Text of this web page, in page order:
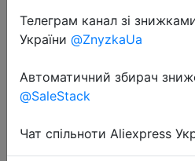
Backlit Keyboard
16:10 100%sRGB
WiFi
Телеграм канал зі
України @ZnyzkaUa
Автоматичний збирач
@SaleStack
Чат спільноти Aliexpress